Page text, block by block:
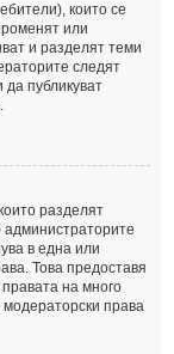
които се
или
и разделят теми
следят
публикуват
разделят
в една или
Това предоставя
на много
права